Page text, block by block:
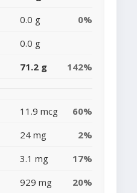
0.0 g
0%
0.0 g
71.2 g 142%
11.9 mcg
60%
24 mg
2%
3.1 mg
17%
929 mg 20%